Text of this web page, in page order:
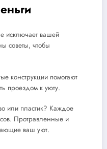
исключает вашей
советы, чтобы
конструкции помогают
проездом к уюту.
или пластик? Каждое
Протравленные и
ваш уют.